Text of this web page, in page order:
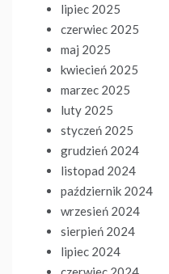
lipiec 2025
czerwiec 2025
maj 2025
kwiecień 2025
marzec 2025
luty 2025
styczeń 2025
grudzień 2024
listopad 2024
październik 2024
wrzesień 2024
sierpień 2024
lipiec 2024